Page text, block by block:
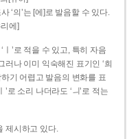
‘의’는 [에]로 발음할 수 있다.
에]
ㅣ’로 적을 수 있고, 특히 자음
러나 이미 익숙해진 표기인 ‘희
하기 어렵고 발음의 변화를 표
’로 소리 나더라도 ‘ㅢ’로 적는
제시하고 있다.